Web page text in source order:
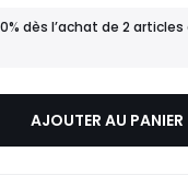
dès l’achat de 2 articles
AJOUTER AU PANIER